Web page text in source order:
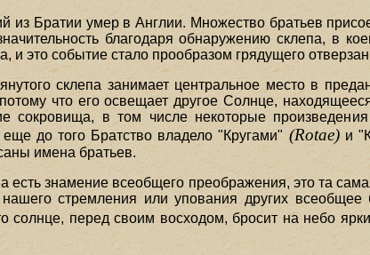
из Братии умер в Англии. Множество братьев
благодаря обнаружению склепа, в
и это событие стало прообразом грядущего
склепа занимает центральное место в
что его освещает другое Солнце,
сокровища, в том числе некоторые
до того Братство владело "Кругами" (Rotae)и
имена братьев.
есть знамение всеобщего преображения, это та
стремления или упования других
солнце, перед своим восходом, бросит на небо